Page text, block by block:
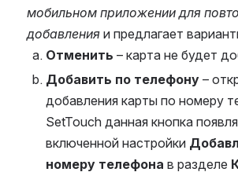
мобильном приложении для
добавления и предлагает
Отменить – карта не будет
Добавить по телефону –
добавления карты по номеру
SetTouch данная кнопка
включенной настройки
номеру телефона в разделе